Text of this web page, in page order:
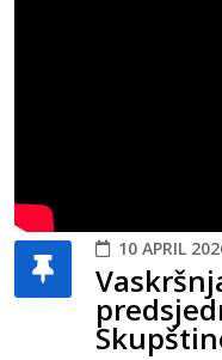
10 APRIL